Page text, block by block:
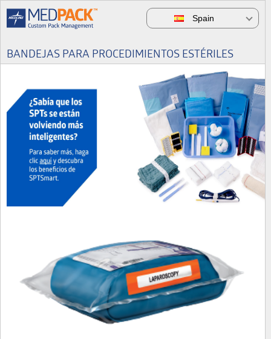
BANDEJAS PARA PROCEDIMIENTOS ESTÉRILES
Spain